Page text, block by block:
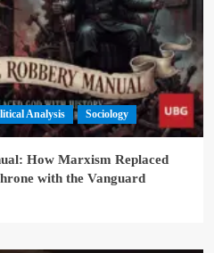
Analysis Sociology
How Marxism Replaced
with the Vanguard